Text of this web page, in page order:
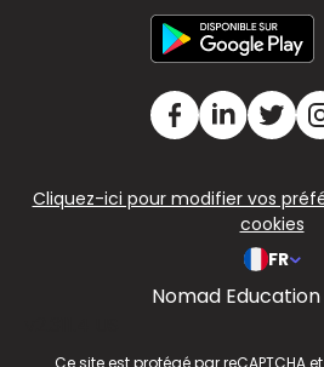
Cliquez-ici pour modifier vos
cookies
FR
Nomad
Ce site est protégé par reCAPTCHA